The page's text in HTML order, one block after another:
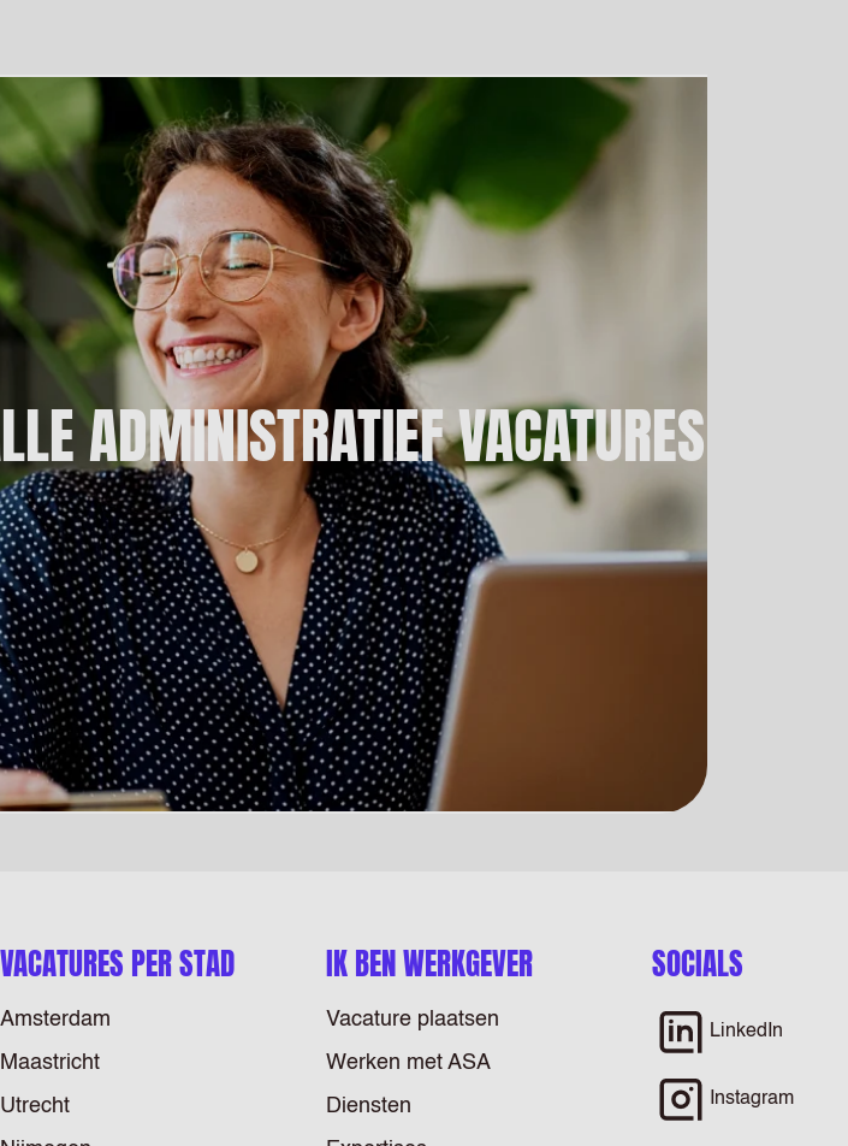
ADMINISTRATIEF VACATURES
VACATURES PER STAD
Amsterdam
Maastricht
Utrecht
IK BEN WERKGEVER
Vacature plaatsen
Werken met ASA
Diensten
SOCIALS
LinkedIn
Instagram